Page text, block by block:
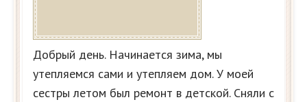
Добрый день. Начинается зима, мы
утепляемся сами и утепляем дом. У моей
сестры летом был ремонт в детской. Сняли с